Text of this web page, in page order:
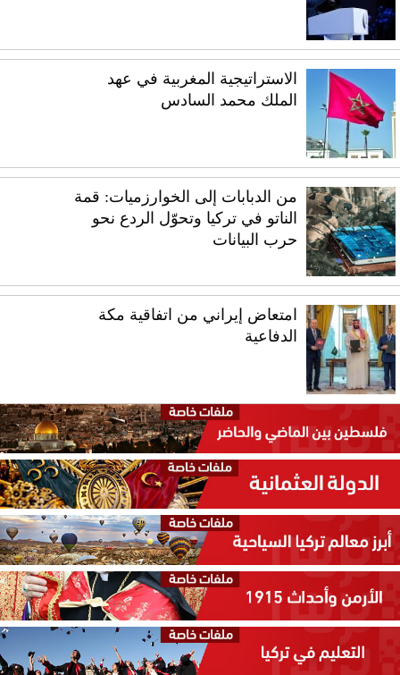
الاستراتيجية المغربية في عهد
الملك محمد السادس
من الدبابات إلى الخوارزميات: قمة
الناتو في تركيا وتحوّل الردع نحو
حرب البيانات
امتعاض إيراني من اتفاقية مكة
الدفاعية